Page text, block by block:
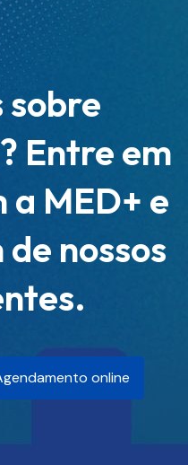
sobre
Entre em
MED+ e
nossos
online